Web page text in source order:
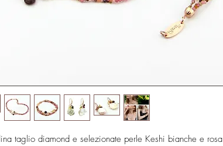
taglio diamond e selezionate perle Keshi bianche e rosa